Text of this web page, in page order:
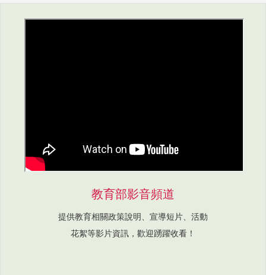
教育部影音頻道
提供教育相關政策說明、宣導短片、活動
花絮等影片資訊，歡迎踴躍收看！